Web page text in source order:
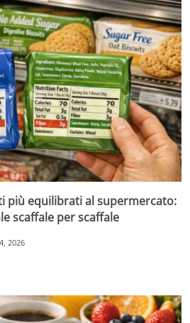
più equilibrati al supermercato:
scaffale per scaffale
2026